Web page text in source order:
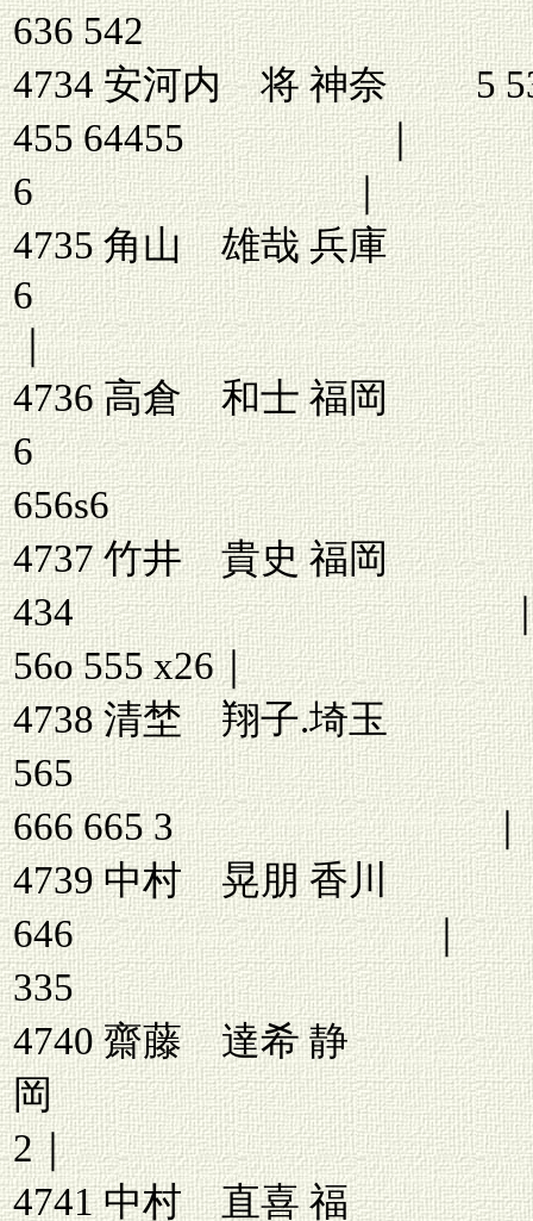
636
4734 安河内 将
455 64455
6 ｜
4735 角山 雄哉 兵
｜ 646
4736 高倉 和士 福
6 ｜
656s6
4737 竹井 貴
434 ｜
56o 555 x26｜
4738 清埜 翔子.
666 665 3 ｜
4739 中村
646 ｜
335
4740 齋藤 達希 静
岡 3
2｜ 666
4741 中村 直喜 福